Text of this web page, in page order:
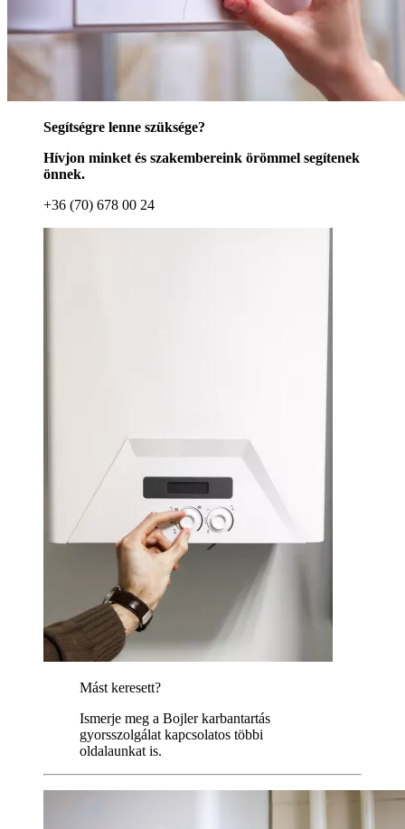
Segítségre lenne szüksége?
Hívjon minket és szakembereink örömmel segítenek
önnek.
+36 (70) 678 00 24
Mást keresett?
Ismerje meg a Bojler karbantartás
gyorsszolgálat kapcsolatos többi
oldalaunkat is.